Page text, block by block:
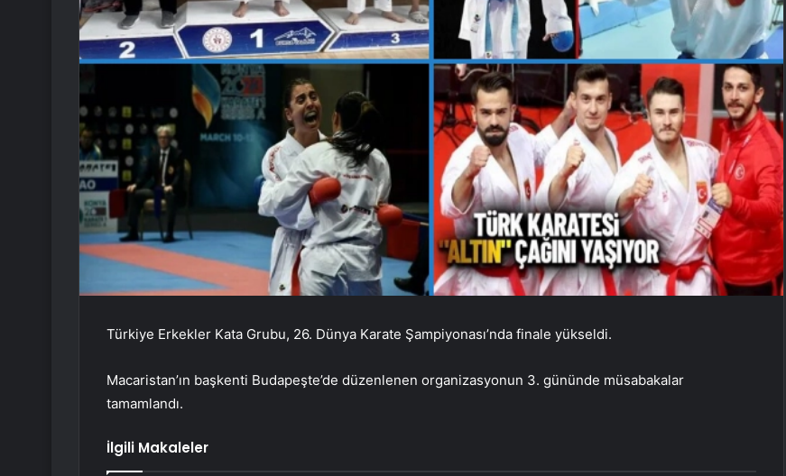
Türkiye Erkekler Kata Grubu, 26. Dünya Karate Şampiyonası’nda finale yükseldi.
Macaristan’ın başkenti Budapeşte’de düzenlenen organizasyonun 3. gününde müsabakalar
tamamlandı.
İlgili Makaleler